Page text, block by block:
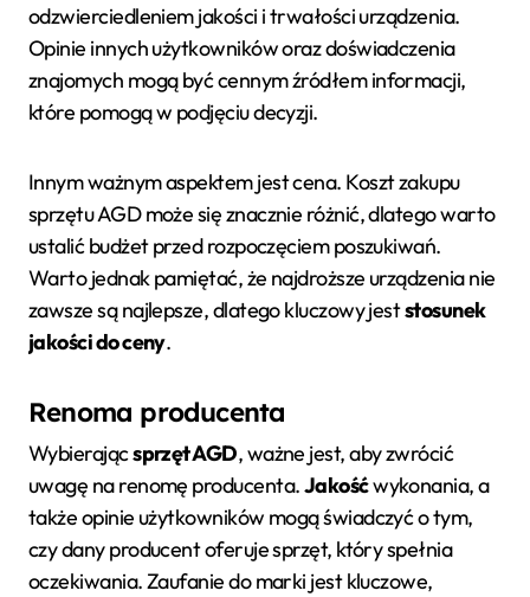
odzwierciedleniem jakości i trwałości urządzenia.
Opinie innych użytkowników oraz doświadczenia
znajomych mogą być cennym źródłem informacji,
które pomogą w podjęciu decyzji.
Innym ważnym aspektem jest cena. Koszt zakupu
sprzętu AGD może się znacznie różnić, dlatego warto
ustalić budżet przed rozpoczęciem poszukiwań.
Warto jednak pamiętać, że najdroższe urządzenia nie
zawsze są najlepsze, dlatego kluczowy jeststosunek
jakości do ceny.
Renoma producenta
Wybierającsprzęt AGD, ważne jest, aby zwrócić
uwagę na renomę producenta.Jakośćwykonania, a
także opinie użytkowników mogą świadczyć o tym,
czy dany producent oferuje sprzęt, który spełnia
oczekiwania. Zaufanie do marki jest kluczowe,